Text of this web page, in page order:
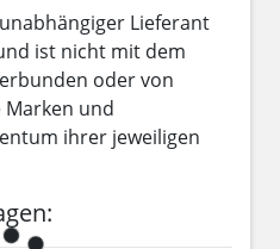
Lieferant
ist nicht mit dem
oder von
und
ihrer jeweiligen